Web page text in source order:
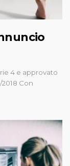
4 e approvato
Con